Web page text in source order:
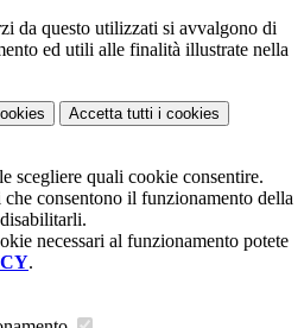
da questo utilizzati si avvalgono di
ed utili alle finalità illustrate nella
Accetta tutti i cookies
scegliere quali cookie consentire.
consentono il funzionamento della
necessari al funzionamento potete
.